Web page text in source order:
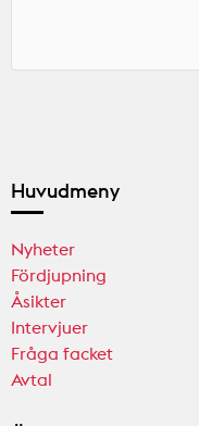
Huvudmeny
Nyheter
Fördjupning
Åsikter
Intervjuer
Fråga facket
Avtal